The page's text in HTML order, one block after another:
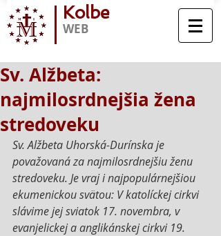
Kolbe
WEB
Sv. Alžbeta:
najmilosrdnejšia žena
stredoveku
Sv. Alžbeta Uhorská-Durínska je
považovaná za najmilosrdnejšiu ženu
stredoveku. Je vraj i najpopulárnejšiou
ekumenickou svätou: V katolíckej cirkvi
slávime jej sviatok 17. novembra, v
evanjelickej a anglikánskej cirkvi 19.